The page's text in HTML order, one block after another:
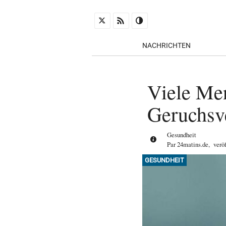
NACHRICHTEN
Viele
Gesundheit
Par24matins.de,
GESUNDHEIT